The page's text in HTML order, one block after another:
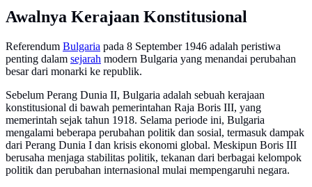
Awalnya Kerajaan Konstitusional
Referendum Bulgaria pada 8 September 1946 adalah peristiwa
penting dalam sejarah modern Bulgaria yang menandai perubahan
besar dari monarki ke republik.
Sebelum Perang Dunia II, Bulgaria adalah sebuah kerajaan
konstitusional di bawah pemerintahan Raja Boris III, yang
memerintah sejak tahun 1918. Selama periode ini, Bulgaria
mengalami beberapa perubahan politik dan sosial, termasuk dampak
dari Perang Dunia I dan krisis ekonomi global. Meskipun Boris III
berusaha menjaga stabilitas politik, tekanan dari berbagai kelompok
politik dan perubahan internasional mulai mempengaruhi negara.